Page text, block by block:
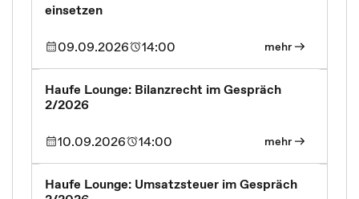
einsetzen
09.09.2026 14:00 mehr
Haufe Lounge: Bilanzrecht im Gespräch
2/2026
10.09.2026 14:00 mehr
Haufe Lounge: Umsatzsteuer im Gespräch